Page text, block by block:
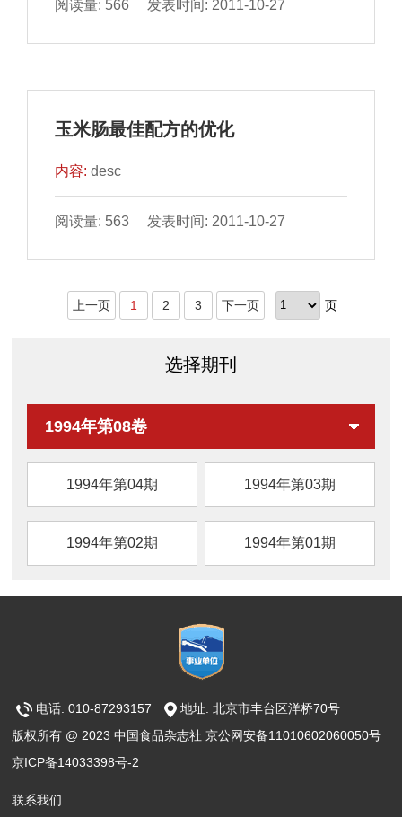
阅读量: 566 发表时间: 2011-10-27
玉米肠最佳配方的优化
内容:desc
阅读量: 563 发表时间: 2011-10-27
上一页 1 2 3 下一页 页
选择期刊
1994年第08卷
1994年第04期 1994年第03期
1994年第02期 1994年第01期
电话: 010-87293157
地址: 北京市丰台区洋桥70号
版权所有 @ 2023 中国食品杂志社 京公网安备11010602060050号
京ICP备14033398号-2
联系我们